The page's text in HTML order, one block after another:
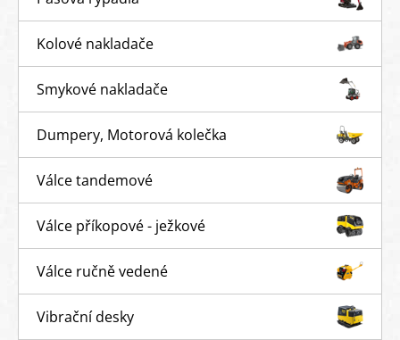
Kolové nakladače
Smykové nakladače
Dumpery, Motorová kolečka
Válce tandemové
Válce příkopové - ježkové
Válce ručně vedené
Vibrační desky